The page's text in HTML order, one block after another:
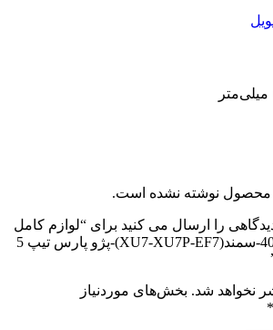
محصول نوشته نشده است.
را ارسال می کنید برای “لوازم کامل
موجگیر مدل بالا پژو405-سمند(XU7-XU7P-EF7)-پژو پارس تیپ 5
نخواهد شد. بخش‌های موردنیاز
*